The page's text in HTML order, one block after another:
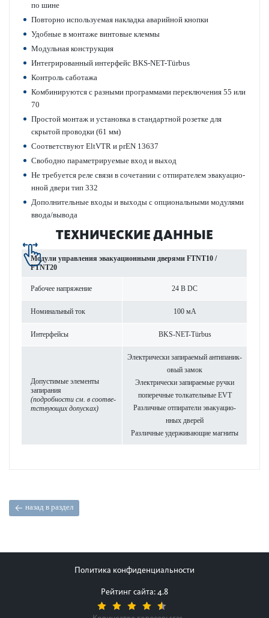
по шине
Повт­орно исполь­зуемая накладка авар­ийной кнопки
Удобные в монтаже винтовые клеммы
Модульная конструкция
Интегриро­ванный интерфейс BKS-NET-Türbus
Контроль саботажа
Комб­инируются с разными программами пер­е­кл­ючения 55 или
70
Простой монтаж и установка в стандартной розетке для
скрытой про­водки (61 мм)
Соотв­е­тствуют EltVTR и prEN 13637
Свободно параметриру­емые вход и выход
Не требуется реле связи в сочет­ании с отпирателем эвакуацио­
нной двери тип 332
Дополнительные входы и выходы с опцио­н­альными моду­лями
ввода/вывода
ТЕХНИЧЕСКИЕ ДАННЫЕ
Модули управ­ления эвакуацио­нными дверями FTNT10 /
FTNT20
Рабочее напряжение 24 В DC
Номинальный ток 100 мА
Интерфейсы BKS-NET-Türbus
Допу­ст­имые элементы
запирания
(под­робности см. в соотв­е­
тствующих допусках)
Электрически запираемый антипани­к­
овый замок
Электрически запираемые ручки
попе­р­ечные тол­кательные EVT
Различные отпиратели эвакуацио­
нных дверей
Различные удерживающие магниты
назад в раздел
Политика конфиденциальности
Рейтинг сайта: 4.8